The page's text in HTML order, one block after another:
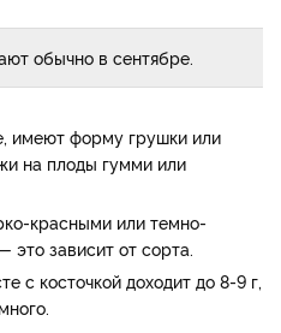
обычно в сентябре.
имеют форму грушки или
на плоды гумми или
красными или темно-
это зависит от сорта.
с косточкой доходит до 8-9 г,